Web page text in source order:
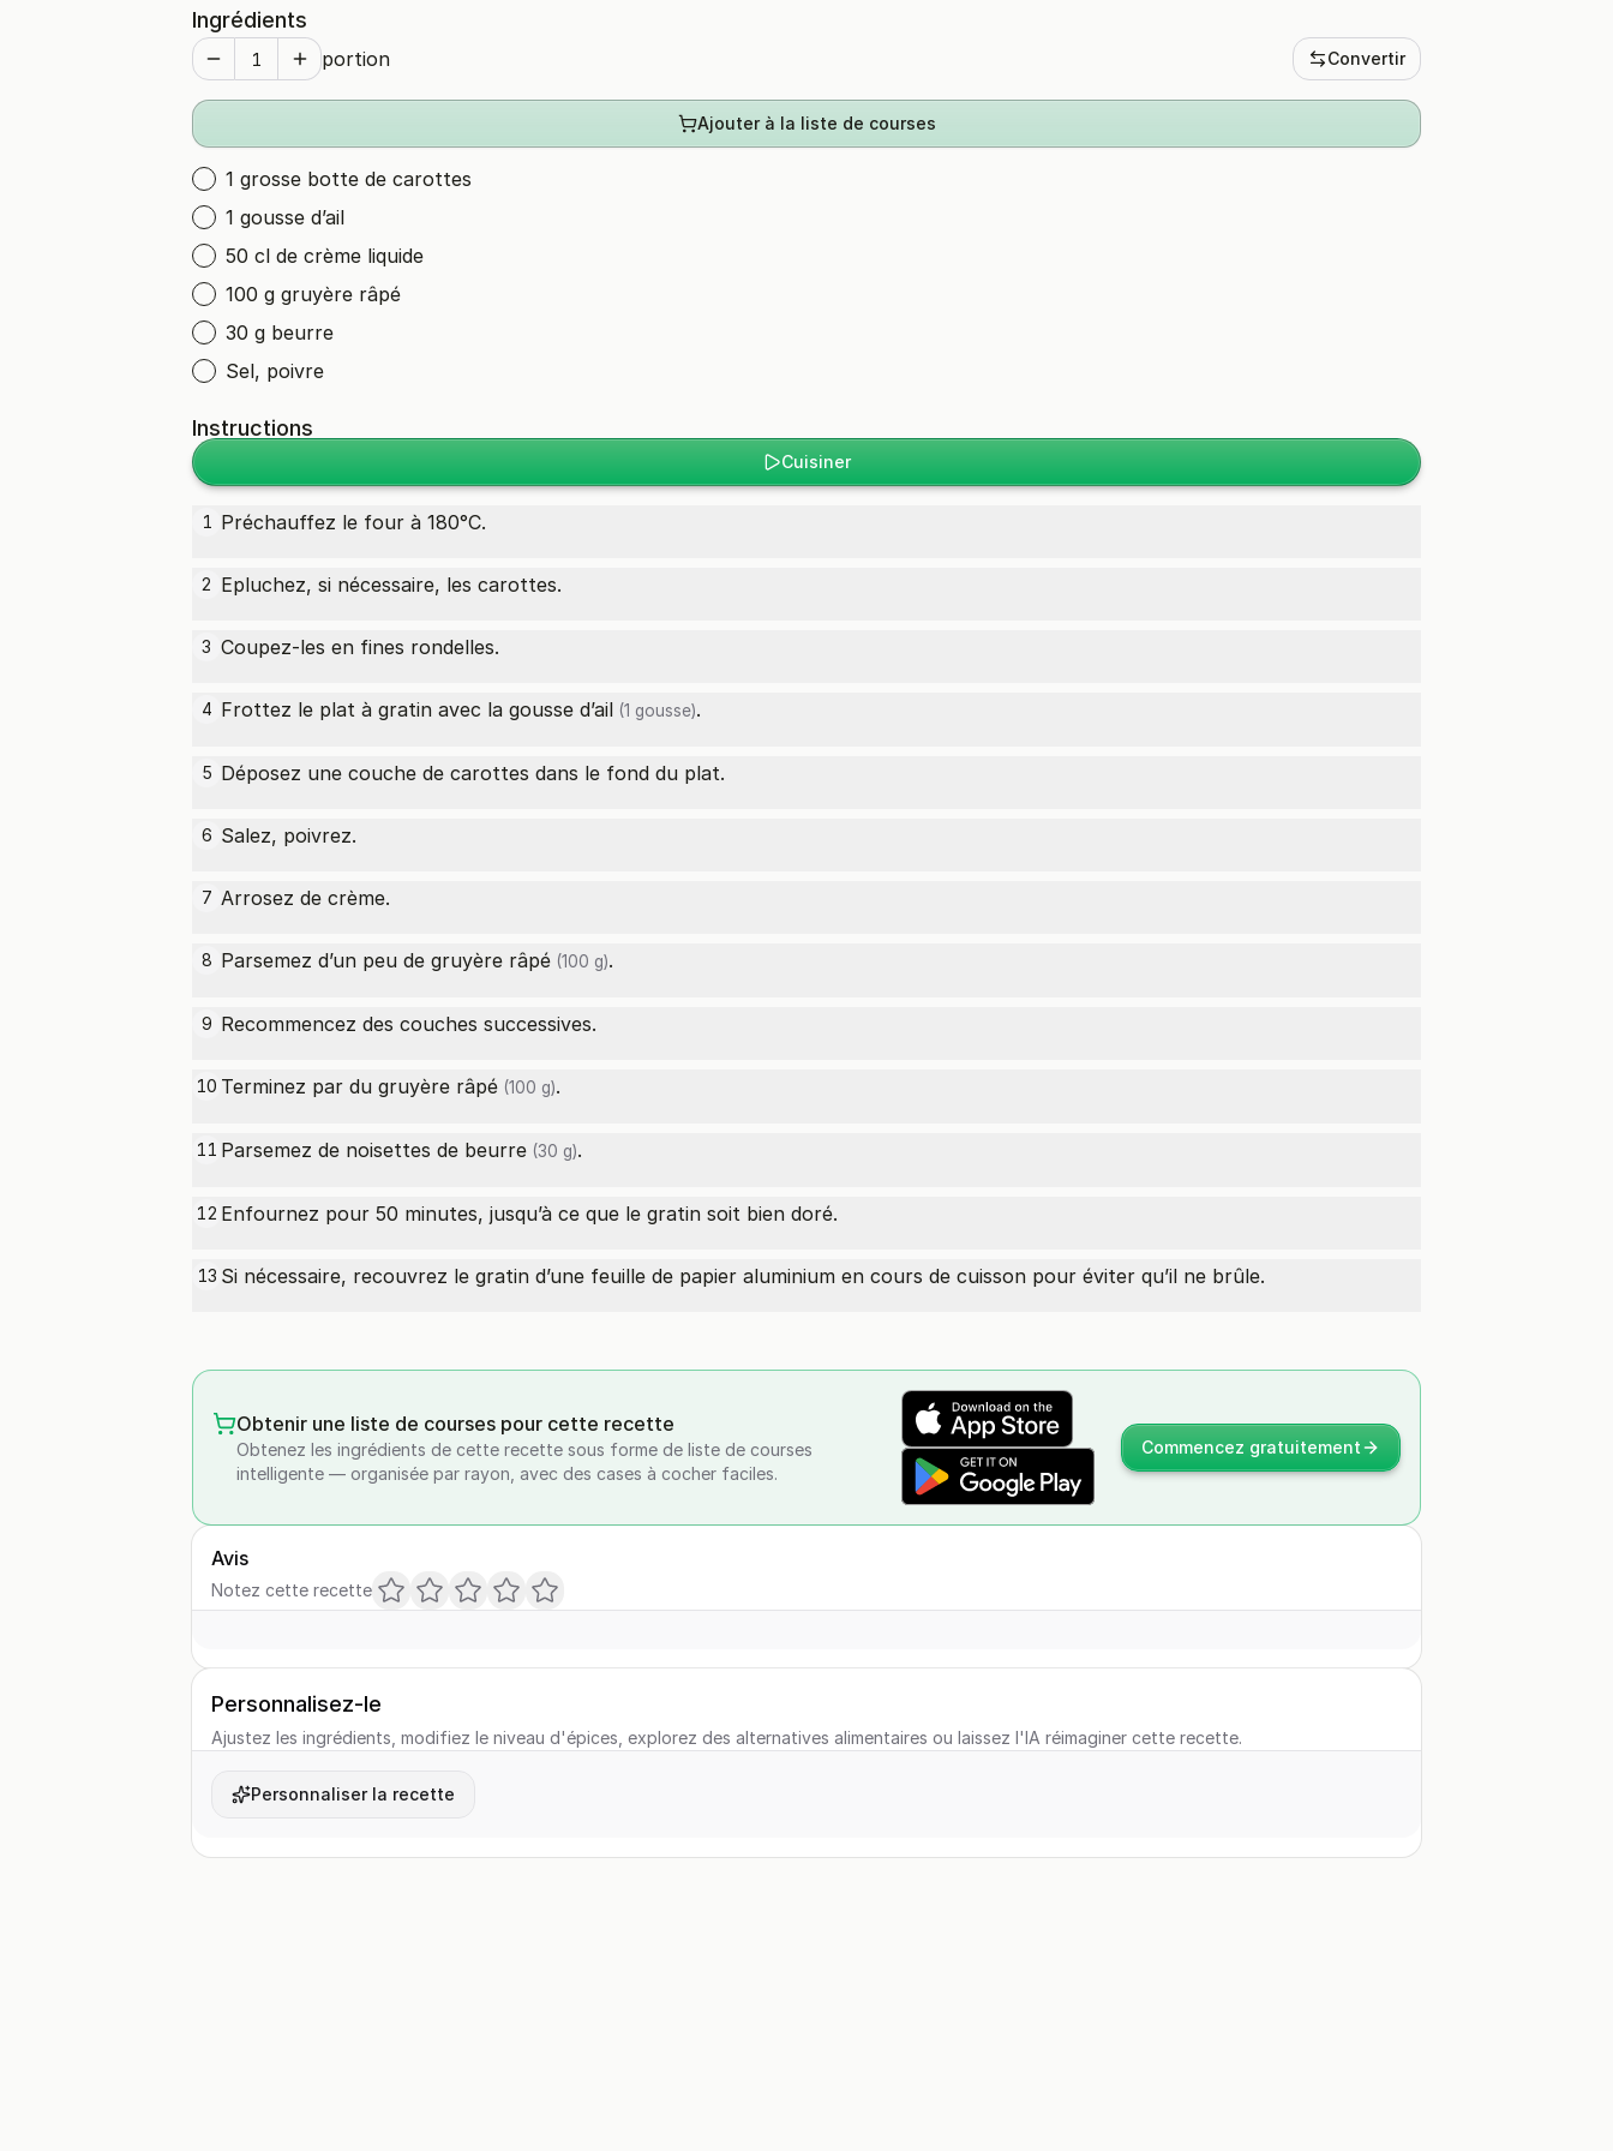
Ingrédients
portion Convertir
Ajouter à la liste de courses
1 grosse botte de carottes
1 gousse d’ail
50 cl de crème liquide
100 g gruyère râpé
30 g beurre
Sel, poivre
Instructions
Cuisiner
1 Préchauffez le four à 180°C.
2 Epluchez, si nécessaire, les carottes.
3 Coupez-les en fines rondelles.
4 Frottez le plat à gratin avec la gousse d’ail (1 gousse).
5 Déposez une couche de carottes dans le fond du plat.
6 Salez, poivrez.
7 Arrosez de crème.
8 Parsemez d’un peu de gruyère râpé (100 g).
9 Recommencez des couches successives.
10 Terminez par du gruyère râpé (100 g).
11 Parsemez de noisettes de beurre (30 g).
12 Enfournez pour 50 minutes, jusqu’à ce que le gratin soit bien doré.
13 Si nécessaire, recouvrez le gratin d’une feuille de papier aluminium en cours de cuisson pour éviter qu’il ne brûle.
Obtenir une liste de courses pour cette recette
Obtenez les ingrédients de cette recette sous forme de liste de courses
intelligente — organisée par rayon, avec des cases à cocher faciles.
Commencez gratuitement
Avis
Notez cette recette
Personnalisez-le
Ajustez les ingrédients, modifiez le niveau d'épices, explorez des alternatives alimentaires ou laissez l'IA réimaginer cette recette.
Personnaliser la recette